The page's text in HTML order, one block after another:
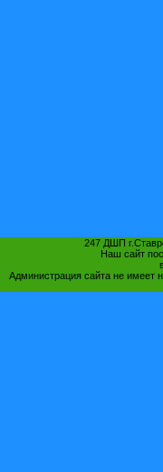
247 ДШП
Наш сайт
Администрация сайта не имеет